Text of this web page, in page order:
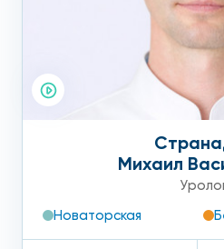
Михаил
Новаторская